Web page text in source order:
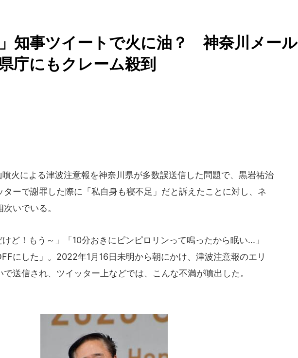
」知事ツイートで火に油？ 神奈川メール
庁にもクレーム殺到
火による津波注意報を神奈川県が多数誤送信した問題で、黒岩祐治
ターで謝罪した際に「私自身も寝不足」だと訴えたことに対し、ネ
いでいる。
ど！もう～」「10分おきにピンピロリンって鳴ったから眠い...」
にした」。2022年1月16日未明から朝にかけ、津波注意報のエリ
送信され、ツイッター上などでは、こんな不満が噴出した。